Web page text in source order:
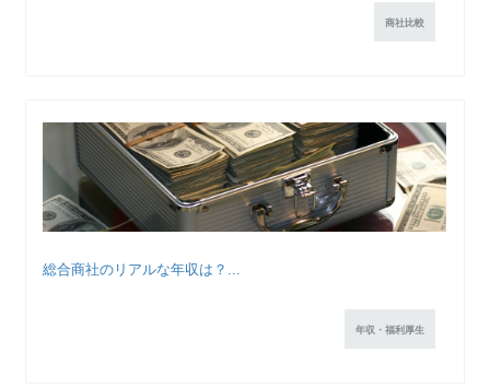
商社比較
総合商社のリアルな年収は？...
年収・福利厚生